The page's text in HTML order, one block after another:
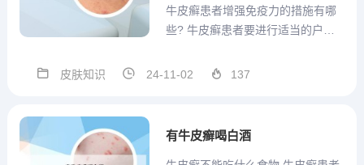
牛皮癣患者增强免疫力的措施有哪
些? 牛皮癣患者要进行适当的户外
强体质，从根本上提高自身的免疫
的饮食，避免外伤，提高皮肤抵抗
皮肤知识 24-11-02 137
有牛皮癣喝白酒